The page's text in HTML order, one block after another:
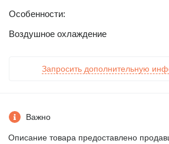
Особенности:
Воздушное охлаждение
Запросить дополнительную
Важно
Описание товара предоставлено